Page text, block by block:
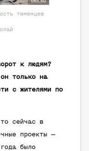
тюменцев
к людям?
только на
с жителями по
сейчас в
проекты —
было